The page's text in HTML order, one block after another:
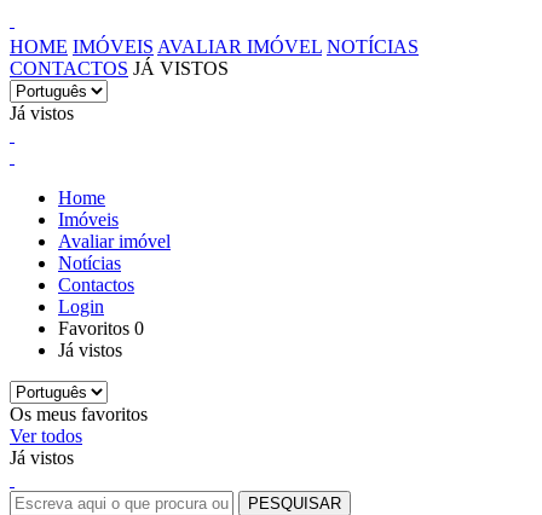
HOME IMÓVEIS AVALIAR IMÓVEL NOTÍCIAS
CONTACTOS JÁ VISTOS
Já vistos
Home
Imóveis
Avaliar imóvel
Notícias
Contactos
Login
Favoritos 0
Já vistos
Os meus favoritos
Ver todos
Já vistos